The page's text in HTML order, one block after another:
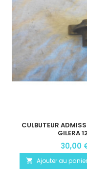
CULBUTEUR
GILERA
30,00
 Ajouter au panier